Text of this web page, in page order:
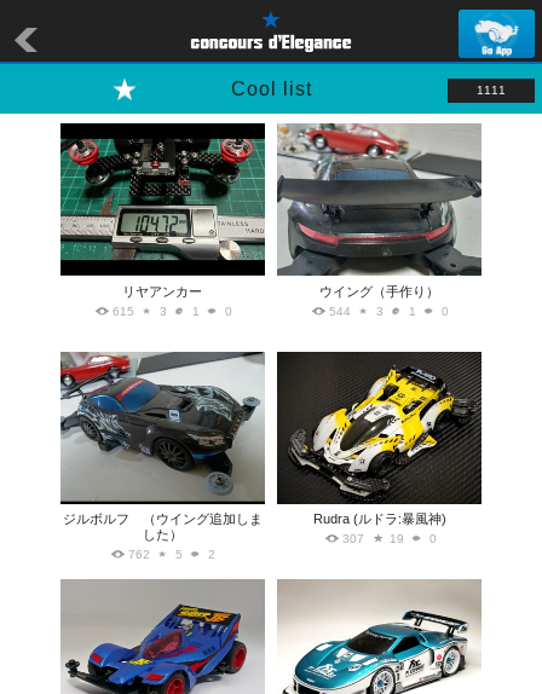
Cool list 1111
リヤアンカー
615 3 1 0
ウイング（手作り）
544 3 1 0
ジルボルフ （ウイング追加しま
した）
762 5 2
Rudra (ルドラ:暴風神)
307 19 0